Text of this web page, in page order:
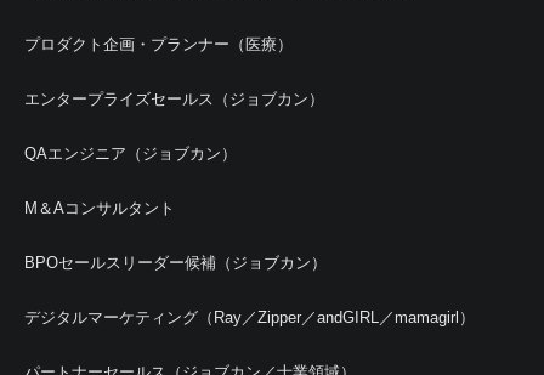
プロダクト企画・プランナー（医療）
エンタープライズセールス（ジョブカン）
QAエンジニア（ジョブカン）
M＆Aコンサルタント
BPOセールスリーダー候補（ジョブカン）
デジタルマーケティング（Ray／Zipper／andGIRL／mamagirl）